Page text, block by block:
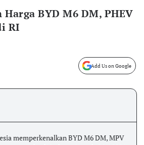
BYD M6 DM, PHEV
RI
Add Us on Google
memperkenalkan BYD M6 DM, MPV